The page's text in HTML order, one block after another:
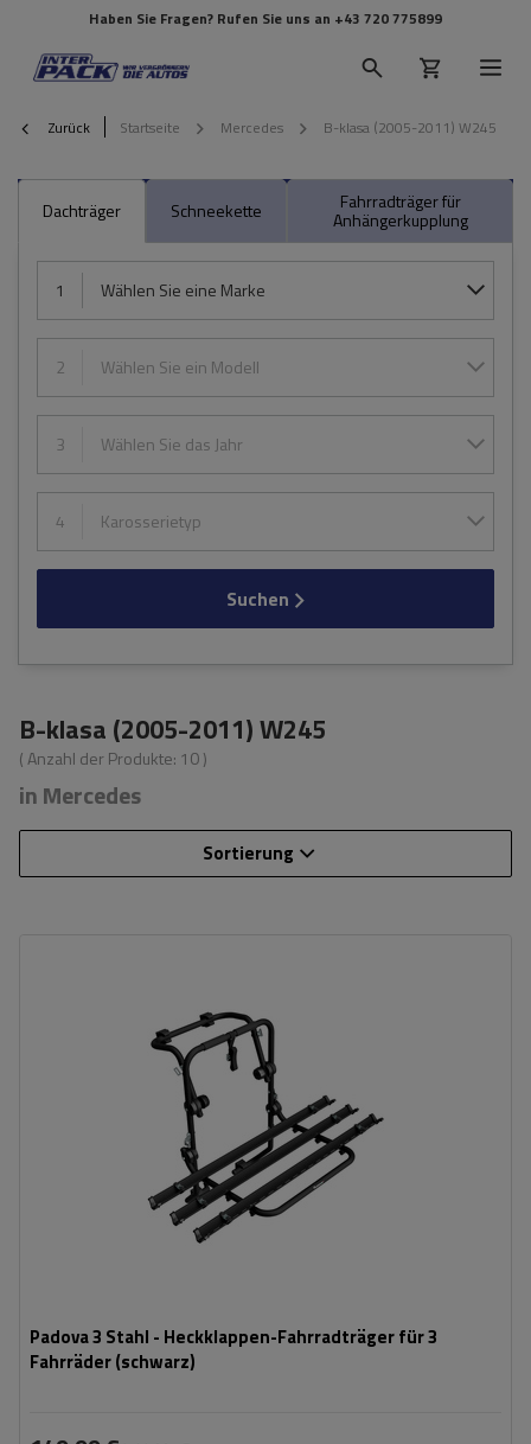
Haben Sie Fragen? Rufen Sie uns an +43 720 775899
Zurück Startseite Mercedes B-klasa (2005-2011) W245
Dachträger Schneekette Fahrradträger für
Anhängerkupplung
1 Wählen Sie eine Marke
2 Wählen Sie ein Modell
3 Wählen Sie das Jahr
4 Karosserietyp
Suchen
B-klasa (2005-2011) W245
( Anzahl der Produkte: 10)
in Mercedes
Sortierung
Padova 3 Stahl - Heckklappen-Fahrradträger für 3
Fahrräder (schwarz)
universelles Montagesystem
kompatibel mit allen Karosseriearten